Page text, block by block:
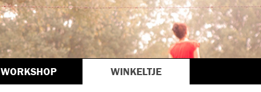
WORKSHOP WINKELTJE